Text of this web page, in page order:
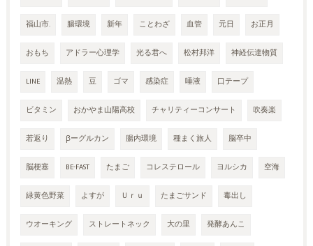
福山市. 腸環境 新年 ことわざ 血管 元日 お正月
おもち アドラー心理学 光る君へ 松村邦洋 神経伝達物質
LINE 温熱 豆 ゴマ 感染症 唾液 口テープ
ビタミン おかやま山陽高校 チャリティーコンサート 吹奏楽
若返り βーグルカン 腸内環境 種まく旅人 脳卒中
脳梗塞 BE-FAST たまご コレステロール ヨルシカ 空海
緑黄色野菜 よすが Ｕｒｕ たまごサンド 毒出し
ウオーキング ストレートネック 大の里 発酵あんこ